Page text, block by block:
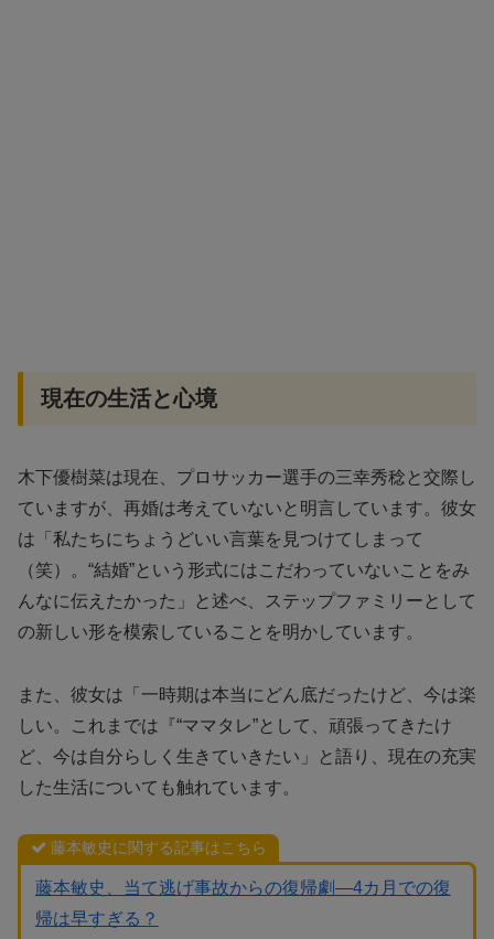
現在の生活と心境
木下優樹菜は現在、プロサッカー選手の三幸秀稔と交際し
ていますが、再婚は考えていないと明言しています。彼女
は「私たちにちょうどいい言葉を見つけてしまって
（笑）。“結婚”という形式にはこだわっていないことをみ
んなに伝えたかった」と述べ、ステップファミリーとして
の新しい形を模索していることを明かしています。
また、彼女は「一時期は本当にどん底だったけど、今は楽
しい。これまでは『“ママタレ”として、頑張ってきたけ
ど、今は自分らしく生きていきたい」と語り、現在の充実
した生活についても触れています。
藤本敏史に関する記事はこちら
藤本敏史、当て逃げ事故からの復帰劇—4カ月での復
帰は早すぎる？